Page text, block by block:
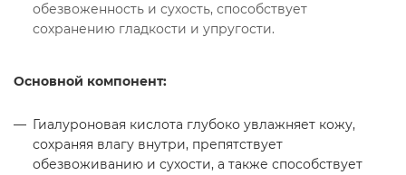
обезвоженность и сухость, способствует
сохранению гладкости и упругости.
Основной компонент:
Гиалуроновая кислота глубоко увлажняет кожу,
сохраняя влагу внутри, препятствует
обезвоживанию и сухости, а также способствует